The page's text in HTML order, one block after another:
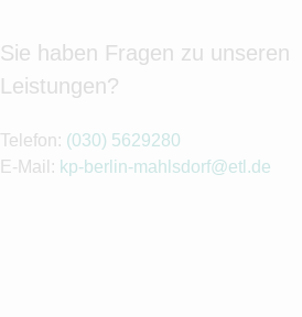
Sie haben Fragen zu unseren
Leistungen?
Telefon: (030) 5629280
E-Mail: kp-berlin-mahlsdorf@etl.de